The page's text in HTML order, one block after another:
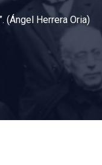
(Ángel Herrera Oria)